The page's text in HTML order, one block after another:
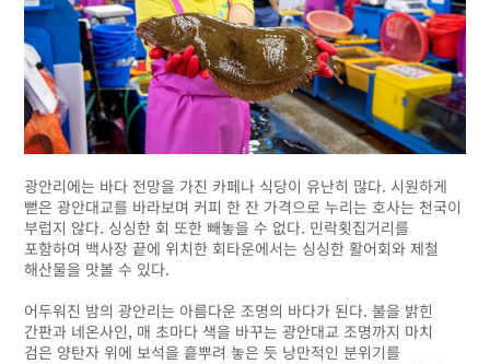
광안리에는 바다 전망을 가진 카페나 식당이 유난히 많다. 시원하게
뻗은 광안대교를 바라보며 커피 한 잔 가격으로 누리는 호사는 천국이
부럽지 않다. 싱싱한 회 또한 빼놓을 수 없다. 민락횟집거리를
포함하여 백사장 끝에 위치한 회타운에서는 싱싱한 활어회와 제철
해산물을 맛볼 수 있다.
어두워진 밤의 광안리는 아름다운 조명의 바다가 된다. 불을 밝힌
간판과 네온사인, 매 초마다 색을 바꾸는 광안대교 조명까지 마치
검은 양탄자 위에 보석을 흩뿌려 놓은 듯 낭만적인 분위기를